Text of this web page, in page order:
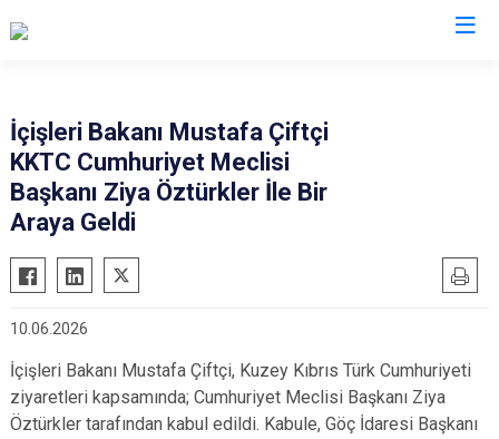
İçişleri Bakanı Mustafa Çiftçi
KKTC Cumhuriyet Meclisi
Başkanı Ziya Öztürkler İle Bir
Araya Geldi
10.06.2026
İçişleri Bakanı Mustafa Çiftçi, Kuzey Kıbrıs Türk Cumhuriyeti
ziyaretleri kapsamında; Cumhuriyet Meclisi Başkanı Ziya
Öztürkler tarafından kabul edildi. Kabule, Göç İdaresi Başkanı